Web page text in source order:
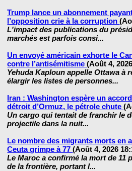
Trump lance un abonnement
l’opposition crie à la corruption
L'impact des publications du
marchés est parfois consi...
Un envoyé américain exhorte le
contre l’antisémitisme(Août 4,
Yehuda Kaploun appelle Ottawa à
élargir les listes de personnes...
Iran : Washington espère un
détroit d’Ormuz, le pétrole chute
Un cargo qui tentait de franchir le
projectile dans la nuit...
Le nombre des migrants morts en
Ceuta grimpe à 77(Août 4, 2026
Le Maroc a confirmé la mort de 11
de la frontière, portant l...